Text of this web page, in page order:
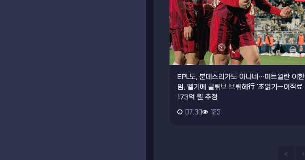
EPL도, 분데스리가도 아니네…미트윌란 이한
범, 벨기에 클뤼브 브뤼헤行 '초읽기→이적료
173억 원 추정
07.30 123